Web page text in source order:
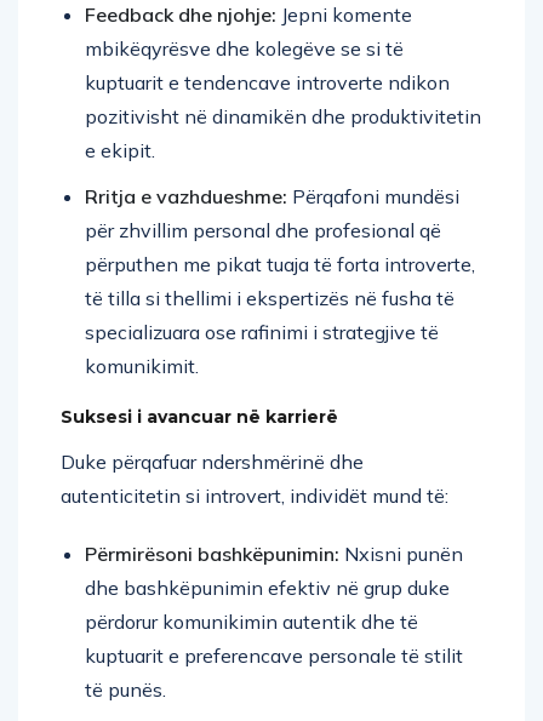
Feedback dhe njohje: Jepni komente
mbikëqyrësve dhe kolegëve se si të
kuptuarit e tendencave introverte ndikon
pozitivisht në dinamikën dhe produktivitetin
e ekipit.
Rritja e vazhdueshme: Përqafoni mundësi
për zhvillim personal dhe profesional që
përputhen me pikat tuaja të forta introverte,
të tilla si thellimi i ekspertizës në fusha të
specializuara ose rafinimi i strategjive të
komunikimit.
Suksesi i avancuar në karrierë
Duke përqafuar ndershmërinë dhe
autenticitetin si introvert, individët mund të:
Përmirësoni bashkëpunimin: Nxisni punën
dhe bashkëpunimin efektiv në grup duke
përdorur komunikimin autentik dhe të
kuptuarit e preferencave personale të stilit
të punës.